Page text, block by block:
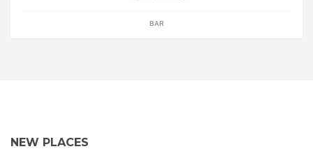
BAR
NEW PLACES